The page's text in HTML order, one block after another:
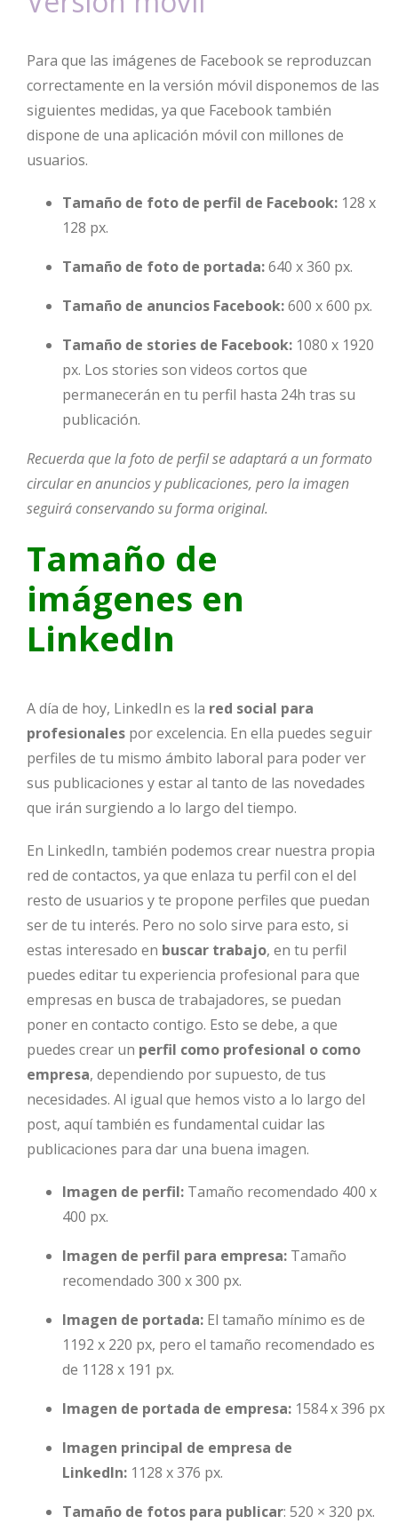
Para que las imágenes de Facebook se reproduzcan
correctamente en la versión móvil disponemos de las
siguientes medidas, ya que Facebook también
dispone de una aplicación móvil con millones de
usuarios.
Tamaño de foto de perfil de Facebook: 128 x
128 px.
Tamaño de foto de portada:640 x 360 px.
Tamaño de anuncios Facebook:600 x 600 px.
Tamaño de stories de Facebook: 1080 x 1920
px. Los stories son videos cortos que
permanecerán en tu perfil hasta 24h tras su
publicación.
Recuerda que la foto de perfil se adaptará a un formato
circular en anuncios y publicaciones, pero la imagen
seguirá conservando su forma original.
Tamaño de
imágenes en
LinkedIn
A día de hoy, LinkedIn es la red social para
profesionalespor excelencia. En ella puedes seguir
perfiles de tu mismo ámbito laboral para poder ver
sus publicaciones y estar al tanto de las novedades
que irán surgiendo a lo largo del tiempo.
En LinkedIn, también podemos crear nuestra propia
red de contactos, ya que enlaza tu perfil con el del
resto de usuarios y te propone perfiles que puedan
ser de tu interés. Pero no solo sirve para esto, si
estas interesado en buscar trabajo, en tu perfil
puedes editar tu experiencia profesional para que
empresas en busca de trabajadores, se puedan
poner en contacto contigo. Esto se debe, a que
puedes crear un perfil como profesional o como
empresa, dependiendo por supuesto, de tus
necesidades. Al igual que hemos visto a lo largo del
post, aquí también es fundamental cuidar las
publicaciones para dar una buena imagen.
Imagen de perfil:Tamaño recomendado 400 x
400 px.
Imagen de perfil para empresa:Tamaño
recomendado 300 x 300 px.
Imagen de portada:El tamaño mínimo es de
1192 x 220 px, pero el tamaño recomendado es
de 1128 x 191 px.
Imagen de portada de empresa: 1584 x 396 px
Imagen principal de empresa de
LinkedIn: 1128 x 376 px.
Tamaño de fotos para publicar: 520 × 320 px.